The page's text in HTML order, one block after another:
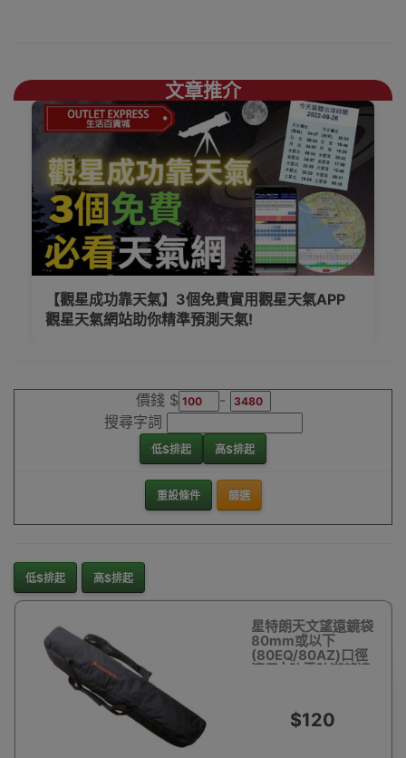
文章推介
【觀星成功靠天氣】3個免費實用觀星天氣APP
觀星天氣網站助你精準預測天氣!
價錢 $
-
搜尋字詞
低$排起 高$排起
重設條件 篩選
低$排起 高$排起
星特朗天文望遠鏡袋
80mm或以下
(80EQ/80AZ)口徑
適用 | 防震防潮望遠
$120